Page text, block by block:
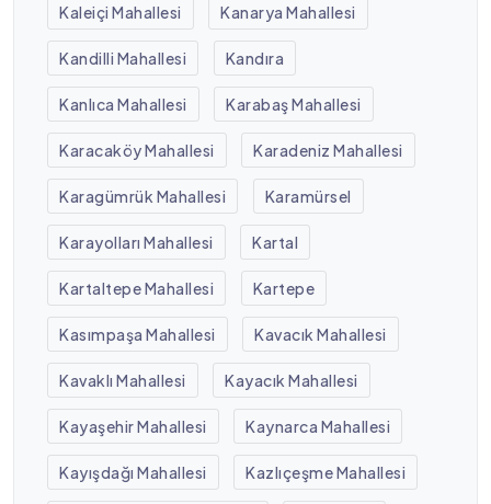
Kaleiçi Mahallesi Kanarya Mahallesi
Kandilli Mahallesi Kandıra
Kanlıca Mahallesi Karabaş Mahallesi
Karacaköy Mahallesi Karadeniz Mahallesi
Karagümrük Mahallesi Karamürsel
Karayolları Mahallesi Kartal
Kartaltepe Mahallesi Kartepe
Kasımpaşa Mahallesi Kavacık Mahallesi
Kavaklı Mahallesi Kayacık Mahallesi
Kayaşehir Mahallesi Kaynarca Mahallesi
Kayışdağı Mahallesi Kazlıçeşme Mahallesi